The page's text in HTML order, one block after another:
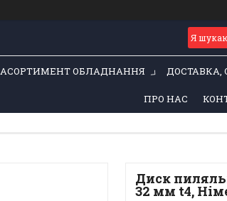
АСОРТИМЕНТ ОБЛАДНАННЯ ДОСТАВКА,
ПРО НАС
Диск
32 мм t4,